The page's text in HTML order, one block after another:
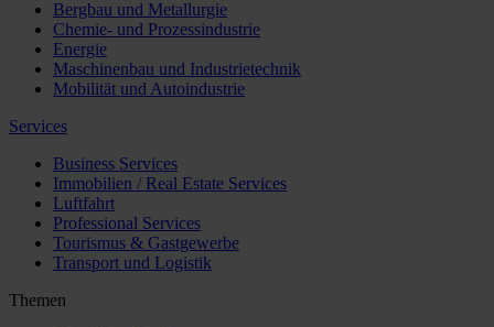
Bergbau und Metallurgie
Chemie- und Prozessindustrie
Energie
Maschinenbau und Industrietechnik
Mobilität und Autoindustrie
Services
Business Services
Immobilien / Real Estate Services
Luftfahrt
Professional Services
Tourismus & Gastgewerbe
Transport und Logistik
Themen